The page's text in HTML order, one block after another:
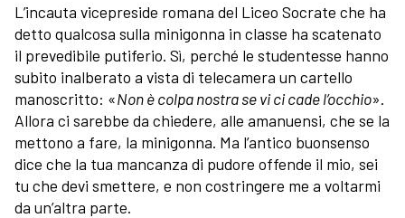
L’incauta vicepreside romana del Liceo Socrate che ha
detto qualcosa sulla minigonna in classe ha scatenato
il prevedibile putiferio. Sì, perché le studentesse hanno
subito inalberato a vista di telecamera un cartello
manoscritto: «Non è colpa nostra se vi ci cade l’occhio».
Allora ci sarebbe da chiedere, alle amanuensi, che se la
mettono a fare, la minigonna. Ma l’antico buonsenso
dice che la tua mancanza di pudore offende il mio, sei
tu che devi smettere, e non costringere me a voltarmi
da un’altra parte.